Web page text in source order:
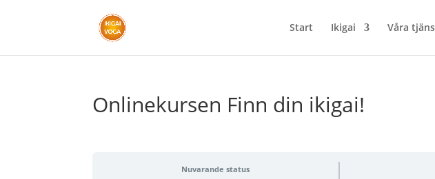
Start Ikigai Våra
Onlinekursen Finn din ikigai!
Nuvarande status